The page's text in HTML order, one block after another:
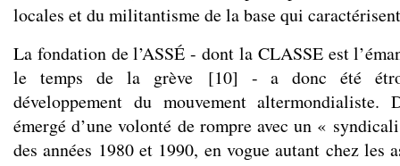
locales et du militantisme de la base qui
La fondation de l’ASSÉ - dont la CLASSE est
le temps de la grève[10] - a donc été
développement du mouvement
émergé d’une volonté de rompre avec un «
des années 1980 et 1990, en vogue autant chez les